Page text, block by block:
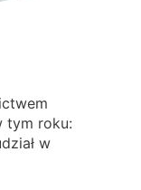
tym roku:
w